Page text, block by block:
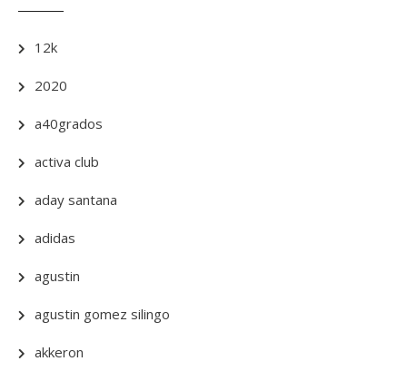
12k
2020
a40grados
activa club
aday santana
adidas
agustin
agustin gomez silingo
akkeron